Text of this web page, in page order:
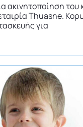
ακινητοποίηση
Thuasne.
για